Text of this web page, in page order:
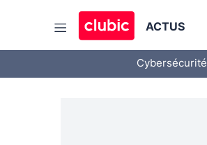
ACTUS
Cybersécurité